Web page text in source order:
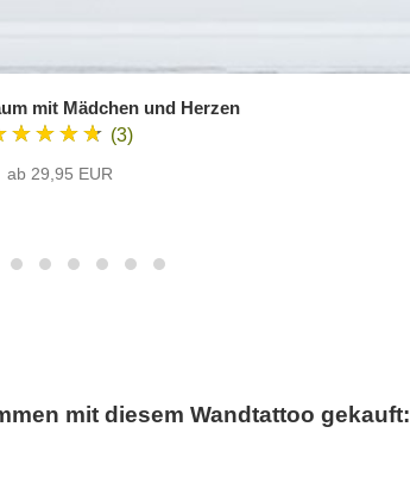
mit Mädchen und Herzen
(3)
ab 29,95 EUR
mit diesem Wandtattoo gekauft: